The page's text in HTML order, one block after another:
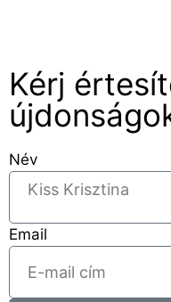
Kérj
Név
Email